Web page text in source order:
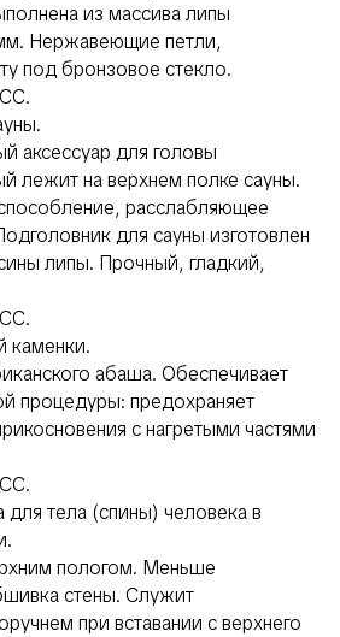
из массива липы
Нержавеющие петли,
под бронзовое стекло.
аксессуар для головы
лежит на верхнем полке сауны.
расслабляющее
для сауны изготовлен
липы. Прочный, гладкий,
каменки.
абаша. Обеспечивает
процедуры: предохраняет
с нагретыми частями
тела (спины) человека в
пологом. Меньше
стены. Служит
при вставании с верхнего